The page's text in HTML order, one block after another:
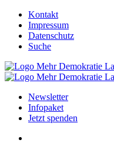
Kontakt
Impressum
Datenschutz
Suche
Newsletter
Infopaket
Jetzt spenden